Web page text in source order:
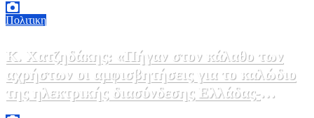
Πολιτικη
Κ. Χατζηδάκης: «Πήγαν στον κάλαθο των
αχρήστων οι αμφισβητήσεις για το καλώδιο
της ηλεκτρικής διασύνδεσης Ελλάδας-
Κύπρου μετά τη συμφωνία ΑΔΜΗΕ με την